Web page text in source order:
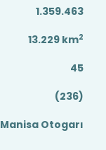
1.359.463
13.229 km2
45
(236)
Manisa Otogarı